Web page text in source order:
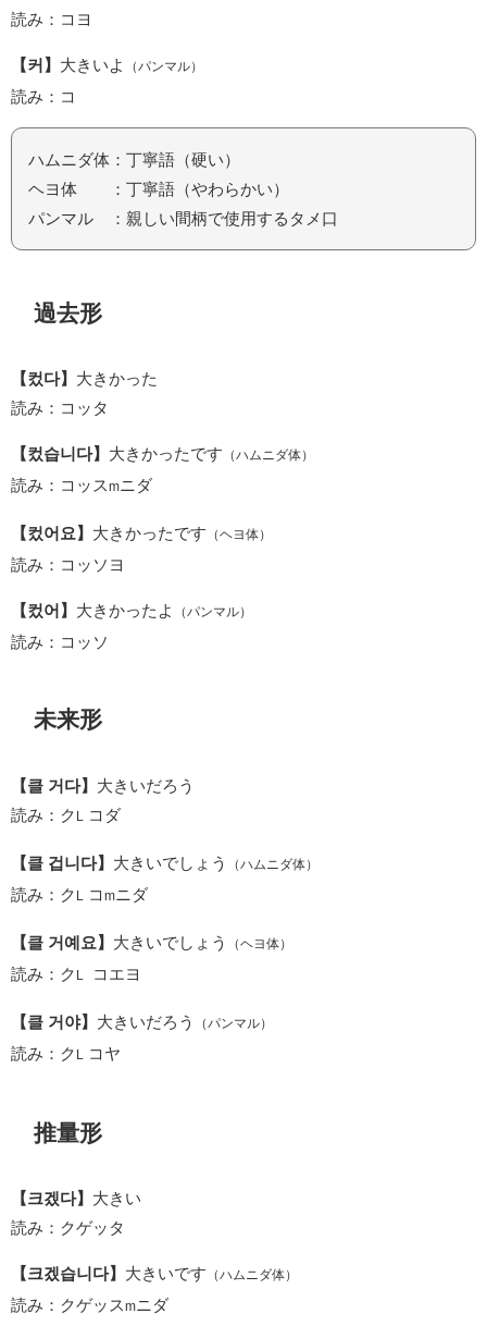
読み：コヨ
【커】 大きいよ （パンマル）
読み：コ
ハムニダ体：丁寧語（硬い）
ヘヨ体 ：丁寧語（やわらかい）
パンマル ：親しい間柄で使用するタメ口
過去形
【컸다】 大きかった
読み：コッタ
【컸습니다】 大きかったです （ハムニダ体）
読み：コッスmニダ
【컸어요】 大きかったです （ヘヨ体）
読み：コッソヨ
【컸어】 大きかったよ （パンマル）
読み：コッソ
未来形
【클 거다】 大きいだろう
読み：ク
コダ
【클 겁니다】 大きいでしょう （ハムニダ体）
読み：ク コ m ニダ
【클 거예요】 大きいでしょう （ヘヨ体）
読み：ク コエヨ
【클 거야】 大きいだろう （パンマル）
読み：ク コヤ
推量形
【크겠다】 大きい
読み：クゲッタ
【크겠습니다】 大きいです （ハムニダ体）
読み：クゲッスmニダ